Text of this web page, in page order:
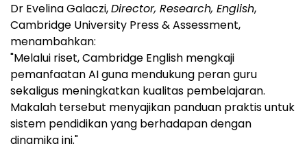
Dr Evelina Galaczi,Director, Research, English,
Cambridge University Press & Assessment,
menambahkan:
"Melalui riset, Cambridge English mengkaji
pemanfaatan AI guna mendukung peran guru
sekaligus meningkatkan kualitas pembelajaran.
Makalah tersebut menyajikan panduan praktis untuk
sistem pendidikan yang berhadapan dengan
dinamika ini."